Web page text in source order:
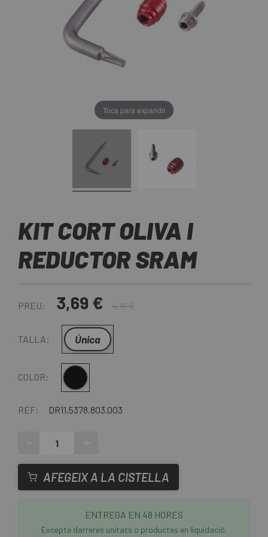
Toca para expandir
KIT CORT OLIVA I
REDUCTOR SRAM
PREU: 3,69 € 4,10 €
TALLA: Única
COLOR: Multi
REF: DR11.5378.803.003
AFEGEIX A LA CISTELLA
ENTREGA EN 48 HORES
Excepte darreres unitats o productes en liquidació.